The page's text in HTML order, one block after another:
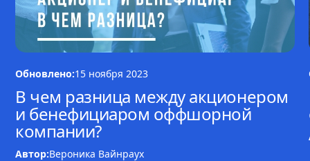
Обновлено:15 ноября 2023
В чем разница между акционером
и бенефициаром оффшорной
компании?
Автор:Вероника Вайнраух